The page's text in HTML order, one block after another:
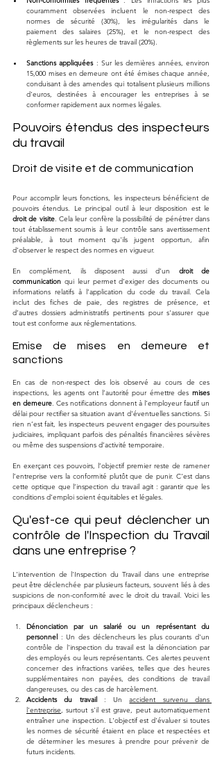
couramment observées incluent le non-respect des
normes de sécurité (30%), les irrégularités dans le
paiement des salaires (25%), et le non-respect des
règlements sur les heures de travail (20%).
Sanctions appliquées : Sur les dernières années, environ
15,000 mises en demeure ont été émises chaque année,
conduisant à des amendes qui totalisent plusieurs millions
d'euros, destinées à encourager les entreprises à se
conformer rapidement aux normes légales.
Pouvoirs étendus des inspecteurs
du travail
Droit de visite et de communication
Pour accomplir leurs fonctions, les inspecteurs bénéficient de
droit de visite. Cela leur confère la possibilité de pénétrer dans
tout établissement soumis à leur contrôle sans avertissement
préalable, à tout moment qu'ils jugent opportun, afin
d’observer le respect des normes en vigueur.
En complément, ils disposent aussi d’un droit de
communication qui leur permet d’exiger des documents ou
informations relatifs à l’application du code du travail. Cela
inclut des fiches de paie, des registres de présence, et
d’autres dossiers administratifs pertinents pour s'assurer que
tout est conforme aux réglementations.
Emise de mises en demeure et
sanctions
En cas de non-respect des lois observé au cours de ces
inspections, les agents ont l’autorité pour émettre des mises
en demeure. Ces notifications donnent à l’employeur fautif un
délai pour rectifier sa situation avant d'éventuelles sanctions. Si
rien n’est fait, les inspecteurs peuvent engager des poursuites
judiciaires, impliquant parfois des pénalités financières sévères
ou même des suspensions d’activité temporaire.
En exerçant ces pouvoirs, l’objectif premier reste de ramener
l’entreprise vers la conformité plutôt que de punir. C'est dans
cette optique que l’inspection du travail agit : garantir que les
conditions d’emploi soient équitables et légales.
Qu'est-ce qui peut déclencher un
contrôle de l'Inspection du Travail
dans une entreprise ?
L'intervention de l'Inspection du Travail dans une entreprise
peut être déclenchée par plusieurs facteurs, souvent liés à des
suspicions de non-conformité avec le droit du travail. Voici les
principaux déclencheurs :
Dénonciation par un salarié ou un représentant du
personnel : Un des déclencheurs les plus courants d'un
contrôle de l'inspection du travail est la dénonciation par
des employés ou leurs représentants. Ces alertes peuvent
concerner des infractions variées, telles que des heures
supplémentaires non payées, des conditions de travail
dangereuses, ou des cas de harcèlement.
Accidents du travail : Un accident survenu dans
l'entreprise, surtout s'il est grave, peut automatiquement
entraîner une inspection. L'objectif est d'évaluer si toutes
les normes de sécurité étaient en place et respectées et
de déterminer les mesures à prendre pour prévenir de
futurs incidents.